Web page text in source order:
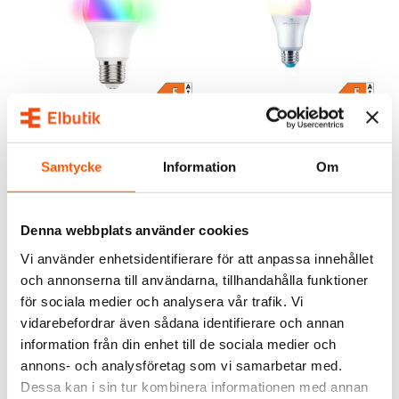
Samtycke Information Om
Denna webbplats använder cookies
Vi använder enhetsidentifierare för att anpassa innehållet
och annonserna till användarna, tillhandahålla funktioner
för sociala medier och analysera vår trafik. Vi
vidarebefordrar även sådana identifierare och annan
information från din enhet till de sociala medier och
annons- och analysföretag som vi samarbetar med.
Dessa kan i sin tur kombinera informationen med annan
Namron ZigBee LED E27
9,5W RGBW 1800-6500K
Dim
Namron
269,00 kr
Wi-Fi BLE 40W E27 RGB
149,00 kr